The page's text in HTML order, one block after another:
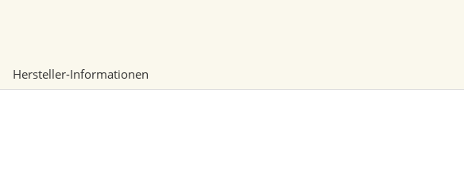
Hersteller-Informationen